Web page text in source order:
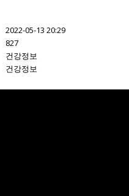
2022-05-13 20:29
827
건강정보
건강정보